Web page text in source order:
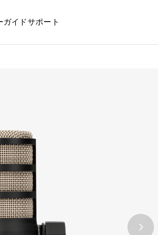
ガイドサポート
Next